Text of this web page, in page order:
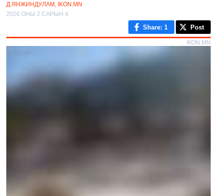
Д.ЯНЖИНДУЛАМ, IKON.MN
2026 ОНЫ 2 САРЫН 4
Share: 1 Post
IKON.MN